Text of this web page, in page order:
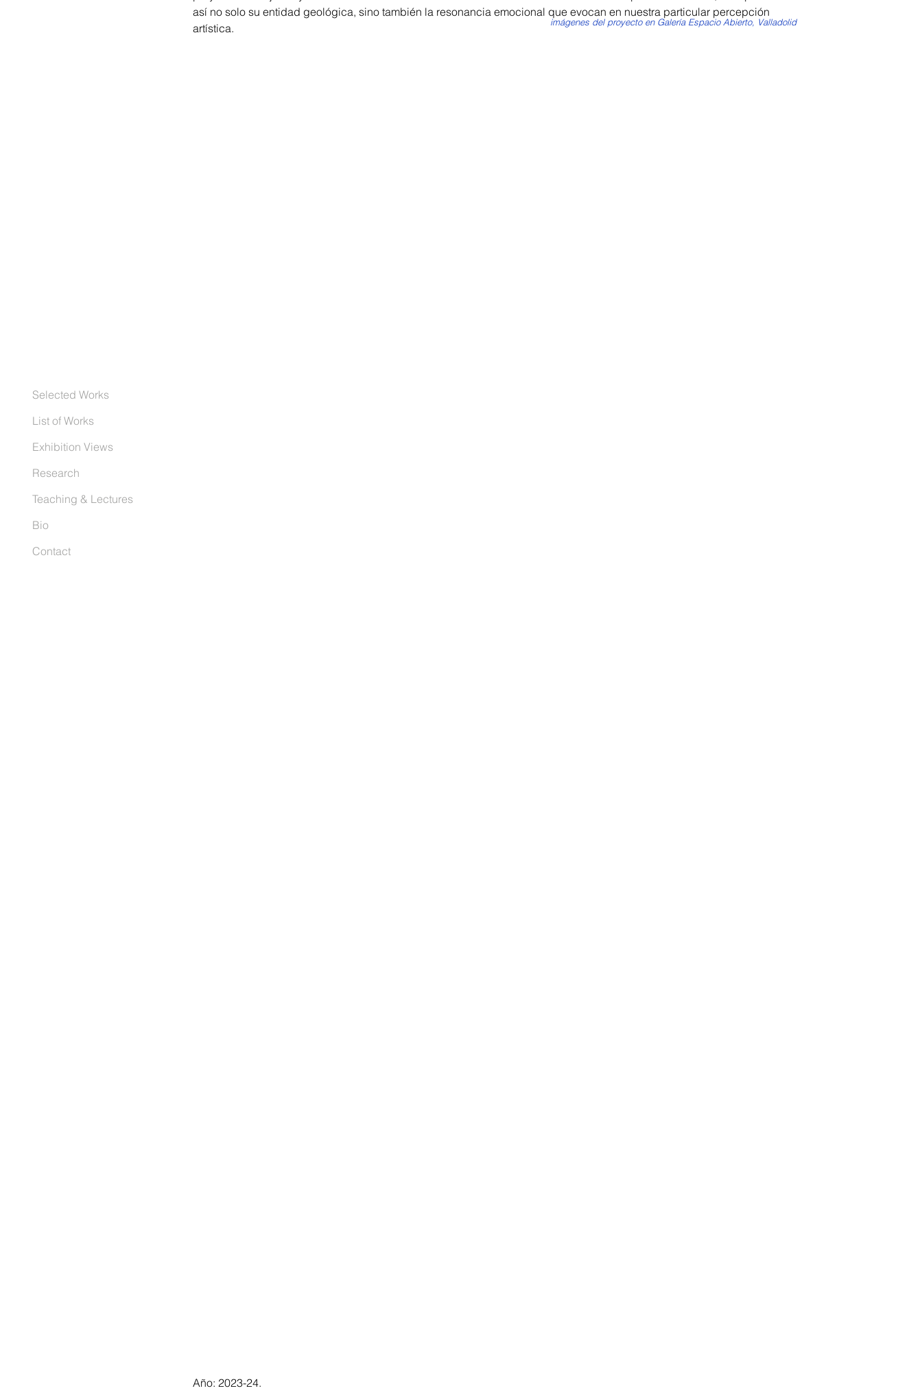
Selected Works
List of Works
Exhibition Views
Research
Teaching & Lectures
Bio
Contact
así no solo su entidad geológica, sino también la resonancia emocional que evocan en nuestra particular percepción
artística.
imágenes del proyecto en Galería Espacio Abierto, Valladolid
Año: 2023-24.